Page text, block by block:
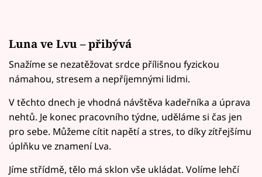
Luna ve Lvu – přibývá
Snažíme se nezatěžovat srdce přílišnou fyzickou
námahou, stresem a nepříjemnými lidmi.
V těchto dnech je vhodná návštěva kadeřníka a úprava
nehtů. Je konec pracovního týdne, uděláme si čas jen
pro sebe. Můžeme cítit napětí a stres, to díky zítřejšímu
úplňku ve znamení Lva.
Jíme střídmě, tělo má sklon vše ukládat. Volíme lehčí